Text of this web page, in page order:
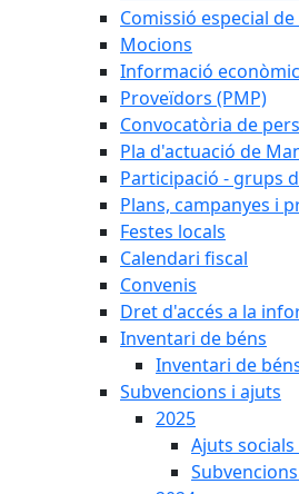
Comissió especial
Mocions
Informació
Proveïdors (PMP)
Convocatòria de
Pla d'actuació de
Participació - grups
Plans, campanyes i
Festes locals
Calendari fiscal
Convenis
Dret d'accés a la
Inventari de béns
Inventari de
Subvencions i ajuts
2025
Ajuts socials